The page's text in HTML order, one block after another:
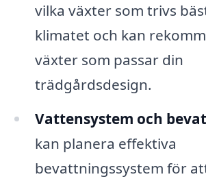
vilka växter som trivs
klimatet och kan
växter som passar din
trädgårdsdesign.
Vattensystem och
kan planera effektiva
bevattningssystem för